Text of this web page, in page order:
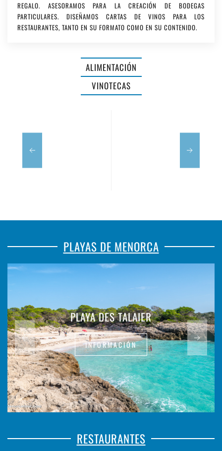
REGALO. ASESORAMOS PARA LA CREACIÓN DE BODEGAS
PARTICULARES. DISEÑAMOS CARTAS DE VINOS PARA LOS
RESTAURANTES, TANTO EN SU FORMATO COMO EN SU CONTENIDO.
ALIMENTACIÓN
VINOTECAS
FERRERET
PLAYAS DE MENORCA
PLAYA DES TALAIER
INFORMACIÓN
RESTAURANTES